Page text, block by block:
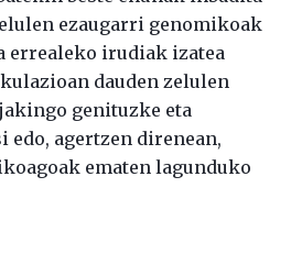
ezaugarri genomikoak
errealeko irudiak izatea
dauden zelulen
genituzke eta
edo, agertzen direnean,
ematen lagunduko